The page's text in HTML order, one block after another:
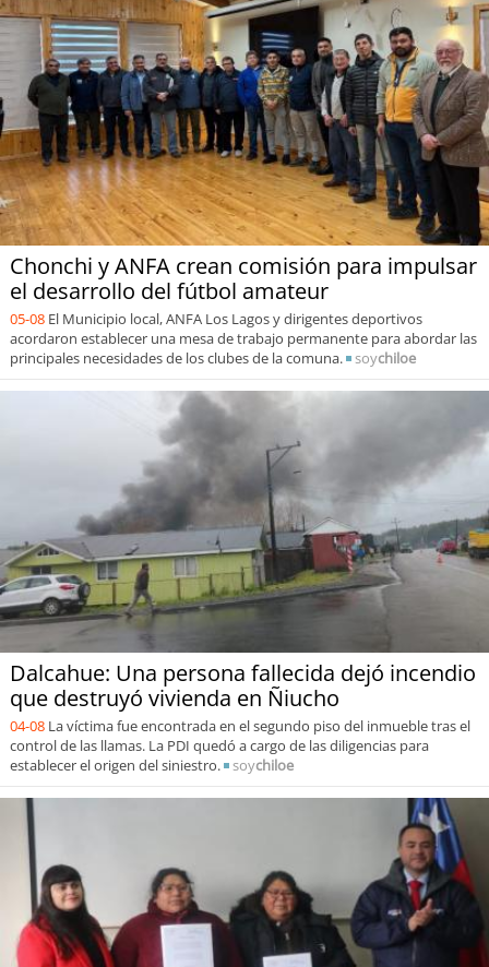
Chonchi y ANFA crean comisión para impulsar
el desarrollo del fútbol amateur
05-08 El Municipio local, ANFA Los Lagos y dirigentes deportivos
acordaron establecer una mesa de trabajo permanente para abordar las
principales necesidades de los clubes de la comuna.
soychiloe
Dalcahue: Una persona fallecida dejó incendio
que destruyó vivienda en Ñiucho
04-08 La víctima fue encontrada en el segundo piso del inmueble tras el
control de las llamas. La PDI quedó a cargo de las diligencias para
establecer el origen del siniestro.
soychiloe